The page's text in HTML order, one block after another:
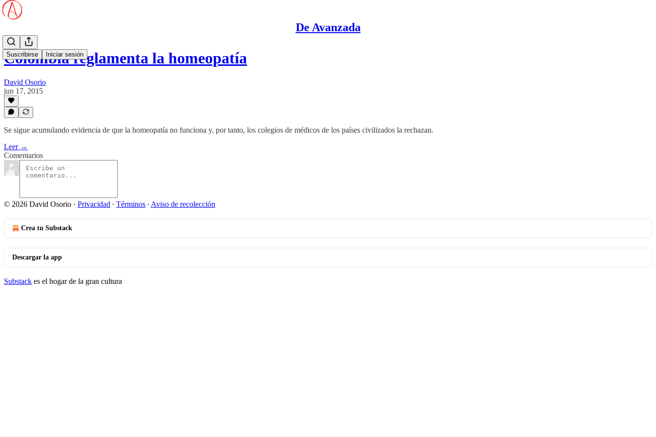
De Avanzada
Suscribirse Iniciar sesión
Colombia reglamenta la homeopatía
David Osorio
jun 17, 2015
Se sigue acumulando evidencia de que la homeopatía no funciona y, por tanto, los colegios de médicos de los países civilizados la rechazan.
Leer →
Comentarios
© 2026 David Osorio · Privacidad ∙ Términos ∙ Aviso de recolección
Crea tu Substack
Descargar la app
Substack es el hogar de la gran cultura